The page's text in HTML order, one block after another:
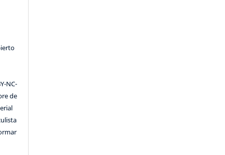
NC-
de